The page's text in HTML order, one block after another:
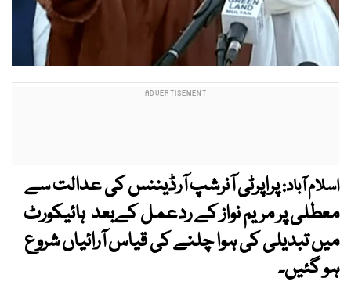
اسلام آباد:پراپرٹی آنرشپ آرڈیننس کی عدالت سے
معطلی پر مریم نواز کے ردعمل کےبعد ہائیکورٹ
میں تبدیلی کی ہوا چلنے کی قیاس آرائیاں شروع
ہو گئیں۔